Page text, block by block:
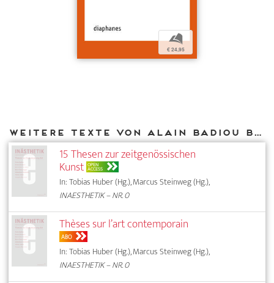
b
€ 24,95
Weitere Texte von Alain Badiou bei DIAPHANES
15 Thesen zur zeitgenössischen
Kunst OPEN
ACCESS
In: Tobias Huber (Hg.), Marcus Steinweg (Hg.),
INAESTHETIK – NR. 0
Thèses sur l’art contemporain
ABO
In: Tobias Huber (Hg.), Marcus Steinweg (Hg.),
INAESTHETIK – NR. 0